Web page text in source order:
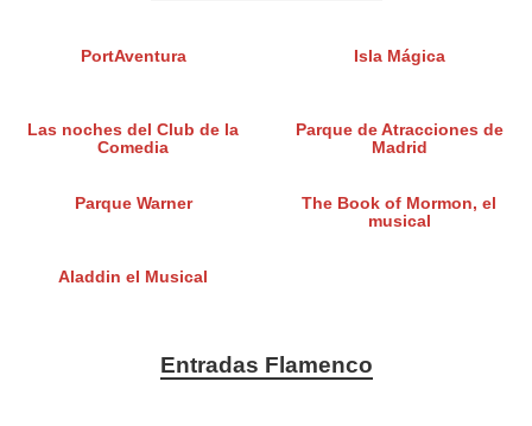
PortAventura Isla Mágica
Las noches del Club de la
Comedia
Parque de Atracciones de
Madrid
Parque Warner
The Book of Mormon, el
musical
Aladdin el Musical
Entradas Flamenco